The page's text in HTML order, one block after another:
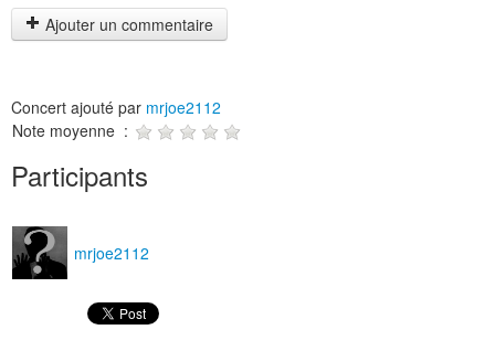
Ajouter un commentaire
Concert ajouté par mrjoe2112
Note moyenne :
Participants
mrjoe2112